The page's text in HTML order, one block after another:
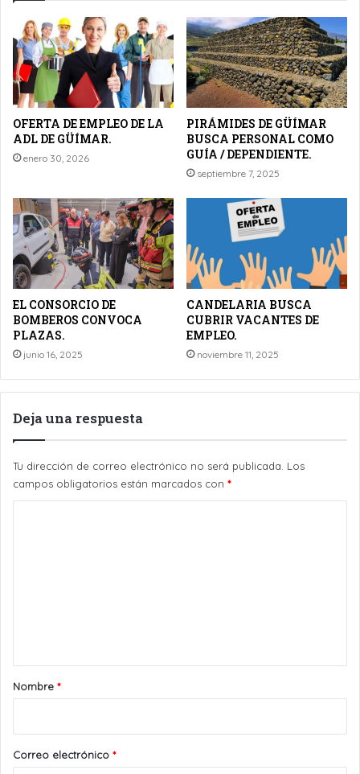
OFERTA DE EMPLEO DE LA
ADL DE GÜÍMAR.
enero 30, 2026
PIRÁMIDES DE GÜÍMAR
BUSCA PERSONAL COMO
GUÍA / DEPENDIENTE.
septiembre 7, 2025
EL CONSORCIO DE
BOMBEROS CONVOCA
PLAZAS.
junio 16, 2025
CANDELARIA BUSCA
CUBRIR VACANTES DE
EMPLEO.
noviembre 11, 2025
Deja una respuesta
Tu dirección de correo electrónico no será publicada. Los
campos obligatorios están marcados con *
r
*
Nombre *
Correo electrónico *